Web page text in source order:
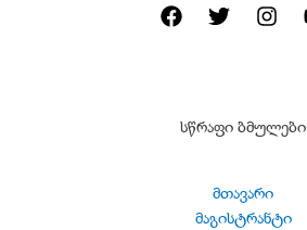
სწრაფი ბმულები
მთავარი
მაგისტრანტი